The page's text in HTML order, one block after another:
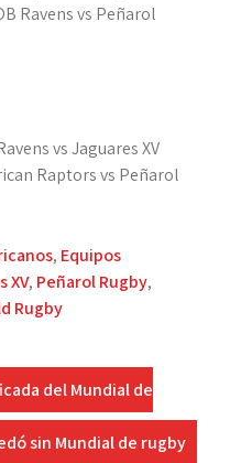
Ravens vs Peñarol
vs Jaguares XV
Raptors vs Peñarol
, Equipos
XV, Peñarol Rugby,
Rugby
del Mundial de
sin Mundial de rugby